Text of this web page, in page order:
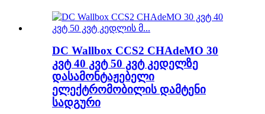
DC Wallbox CCS2 CHAdeMO 30
კვტ 40 კვტ 50 კვტ კედელზე
დასამონტაჟებელი
ელექტრომობილის დამტენი
სადგური